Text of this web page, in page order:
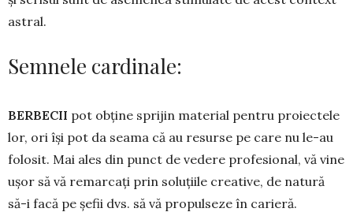
astral.
Semnele cardinale:
BERBECII pot obține sprijin material pentru proiectele
lor, ori își pot da seama că au resurse pe care nu le-au
folosit. Mai ales din punct de vedere profesional, vă vine
ușor să vă remarcați prin soluțiile creative, de natură
să-i facă pe șefii dvs. să vă propulseze în carieră.